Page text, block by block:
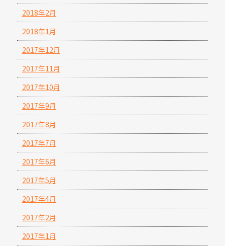
2018年2月
2018年1月
2017年12月
2017年11月
2017年10月
2017年9月
2017年8月
2017年7月
2017年6月
2017年5月
2017年4月
2017年2月
2017年1月